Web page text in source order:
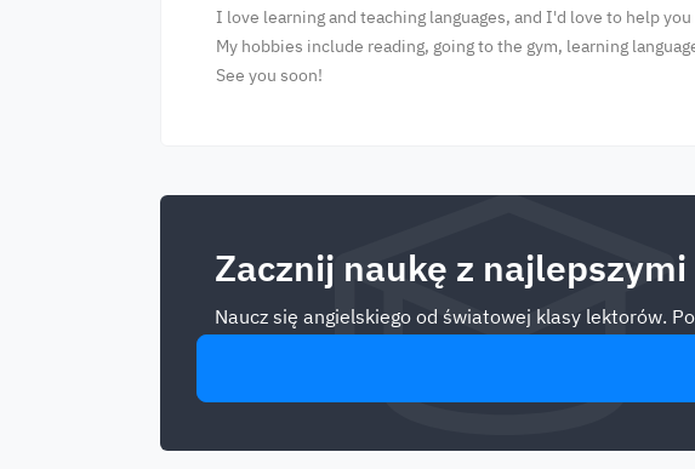
I love learning and teaching languages, and I'd love to help
My hobbies include reading, going to the gym, learning
See you soon!
Zacznij naukę z
Naucz się angielskiego od światowej klasy lektorów.